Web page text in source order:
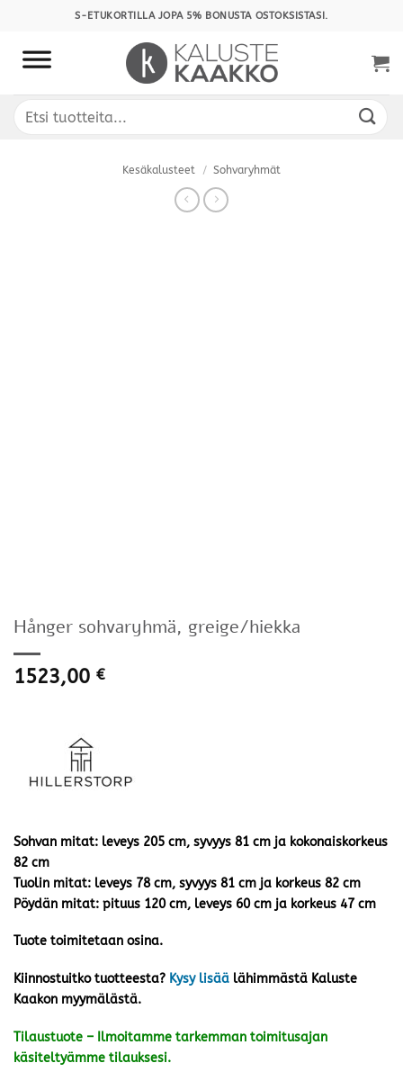
content
S-ETUKORTILLA JOPA 5% BONUSTA OSTOKSISTASI.
Etsi:
Kesäkalusteet / Sohvaryhmät
Hånger sohvaryhmä, greige/hiekka
1523,00 €
Sohvan mitat: leveys 205 cm, syvyys 81 cm ja kokonaiskorkeus
82 cm
Tuolin mitat: leveys 78 cm, syvyys 81 cm ja korkeus 82 cm
Pöydän mitat: pituus 120 cm, leveys 60 cm ja korkeus 47 cm
Tuote toimitetaan osina.
Kiinnostuitko tuotteesta? Kysy lisää lähimmästä Kaluste
Kaakon myymälästä.
Tilaustuote – Ilmoitamme tarkemman toimitusajan
käsiteltyämme tilauksesi.